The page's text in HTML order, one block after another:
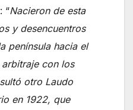
“Nacieron de esta
y desencuentros
península hacia el
con los
otro Laudo
en 1922, que